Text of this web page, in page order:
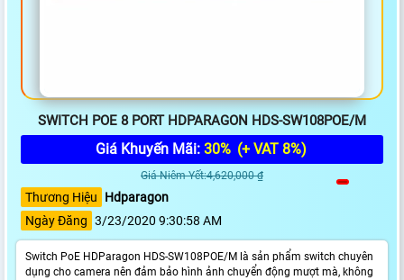
SWITCH POE 8 PORT HDPARAGON HDS-SW108POE/M
Giá Khuyến Mãi: 30% (+ VAT 8%)
Giá Niêm Yết:4,620,000 ₫
Thương Hiệu
Hdparagon
Ngày Đăng 3/23/2020 9:30:58 AM
Switch PoE HDParagon HDS-SW108POE/M là sản phẩm switch chuyên
dụng cho camera nên đảm bảo hình ảnh chuyển động mượt mà, không